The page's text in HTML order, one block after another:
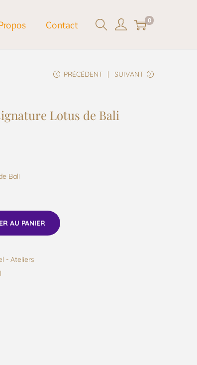
Contact 0
PRÉCÉDENT SUIVANT
Lotus de Bali
Bali
AU PANIER
- Ateliers